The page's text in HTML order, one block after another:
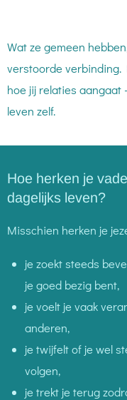
Wat ze gemeen
verstoorde verbinding.
hoe jij relaties aangaat
leven zelf.
Hoe herken je
dagelijks leven?
Misschien herken je
je zoekt steeds
je goed bezig bent,
je voelt je vaak
anderen,
je twijfelt of je wel
volgen,
je trekt je terug